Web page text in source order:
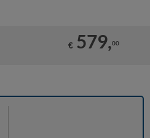
€ 579,00